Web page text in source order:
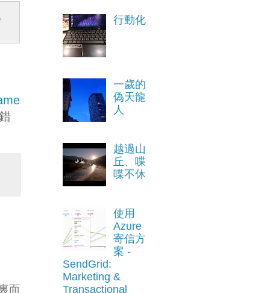
面
行動化
一歲的
偽天龍
人
越過山
丘、喋
喋不休
使用
Azure
寄信方
案 -
SendGrid:
Marketing &
Transactional